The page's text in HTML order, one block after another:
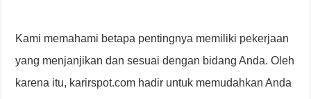
Kami memahami betapa pentingnya memiliki pekerjaan
yang menjanjikan dan sesuai dengan bidang Anda. Oleh
karena itu, karirspot.com hadir untuk memudahkan Anda